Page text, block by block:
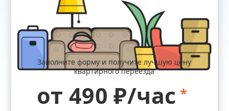
Заполните форму и получите лучшую цену
квартирного переезда
от 490 ₽/час *